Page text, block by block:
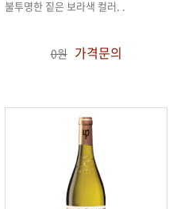
불투명한 짙은 보라색 컬러. .
0원 가격문의